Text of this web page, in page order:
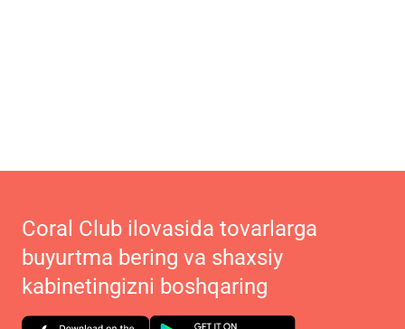
Coral Club ilovasida tovarlarga
buyurtma bering va shaxsiy
kabinetingizni boshqaring